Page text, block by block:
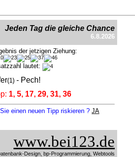
Jeden Tag die gleiche Chance
6.8.2026
der jetzigen Ziehung:
lautet:
(1) - Pech!
1, 5, 17, 29, 31, 36
einen neuen Tipp riskieren ? JA
www.bei123.de
Design, bp-Programmierung, Webtools